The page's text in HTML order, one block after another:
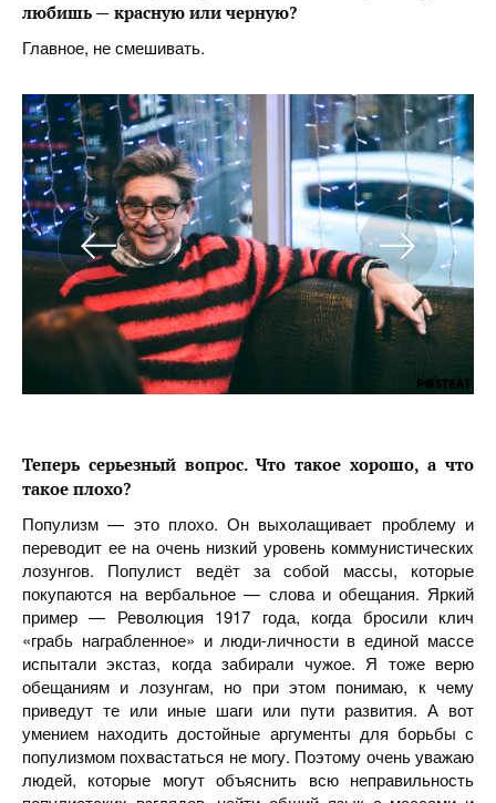
любишь — красную или черную?
Главное, не смешивать.
Теперь серьезный вопрос. Что такое хорошо, а что
такое плохо?
Популизм — это плохо. Он выхолащивает проблему и
переводит ее на очень низкий уровень коммунистических
лозунгов. Популист ведёт за собой массы, которые
покупаются на вербальное — слова и обещания. Яркий
пример — Революция 1917 года, когда бросили клич
«грабь награбленное» и люди-личности в единой массе
испытали экстаз, когда забирали чужое. Я тоже верю
обещаниям и лозунгам, но при этом понимаю, к чему
приведут те или иные шаги или пути развития. А вот
умением находить достойные аргументы для борьбы с
популизмом похвастаться не могу. Поэтому очень уважаю
людей, которые могут объяснить всю неправильность